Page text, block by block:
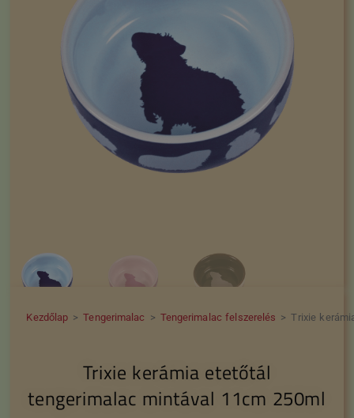
Kezdőlap > Tengerimalac > Tengerimalac felszerelés > Trixie
Trixie kerámia etetőtál
tengerimalac mintával 11cm 250ml